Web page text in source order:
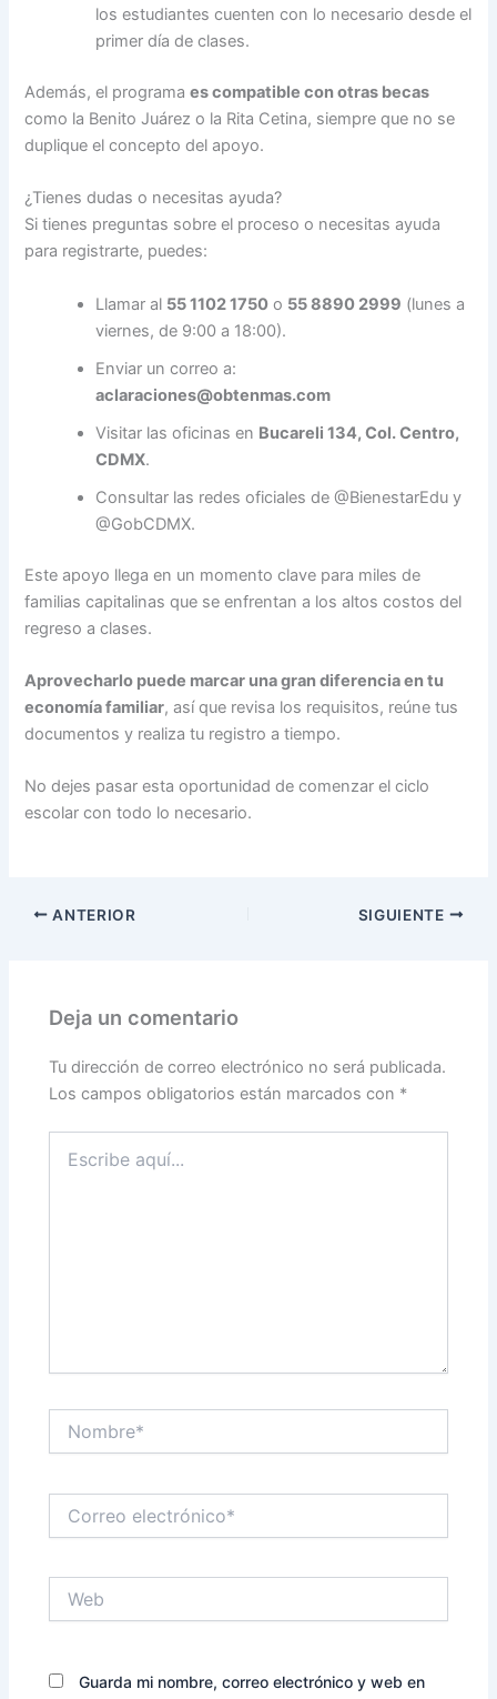
los estudiantes cuenten con lo necesario desde el
primer día de clases.
Además, el programaes compatible con otras becas
como la Benito Juárez o la Rita Cetina, siempre que no se
duplique el concepto del apoyo.
¿Tienes dudas o necesitas ayuda?
Si tienes preguntas sobre el proceso o necesitas ayuda
para registrarte, puedes:
Llamar al 55 1102 1750 o 55 8890 2999 (lunes a
viernes, de 9:00 a 18:00).
Enviar un correo a:
aclaraciones@obtenmas.com
Visitar las oficinas en Bucareli 134, Col. Centro,
CDMX.
Consultar las redes oficiales de @BienestarEdu y
@GobCDMX.
Este apoyo llega en un momento clave para miles de
familias capitalinas que se enfrentan a los altos costos del
regreso a clases.
Aprovecharlo puede marcar una gran diferencia en tu
economía familiar, así que revisa los requisitos, reúne tus
documentos y realiza tu registro a tiempo.
No dejes pasar esta oportunidad de comenzar el ciclo
escolar con todo lo necesario.
ANTERIOR SIGUIENTE
Deja un comentario
Tu dirección de correo electrónico no será publicada.
Los campos obligatorios están marcados con *
aquí...
electrónico*
Guarda mi nombre, correo electrónico y web en